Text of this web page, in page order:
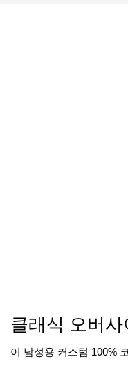
클래식 오버
이 남성용 커스텀 100%